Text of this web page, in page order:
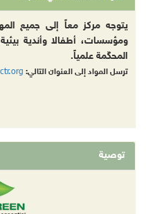
يتوجه مركز معاً إلى جميع
ومؤسسات، أطفالا وأندية
المحكّمة علمياً.
ترسل المواد إلى العنوان التالي:
توصية